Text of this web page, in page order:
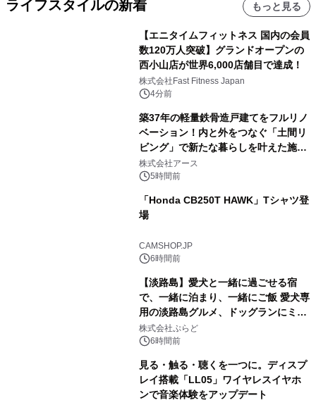
ライフスタイルの新着 もっと見る
【エニタイムフィットネス 国内の会員
数120万人突破】グランドオープンの
西小山店が世界6,000店舗目で達成！
株式会社Fast Fitness Japan
4分前
築37年の軽量鉄骨造戸建てをフルリノ
ベーション！内と外をつなぐ「土間リ
ビング」で新たな暮らしを叶えた施工
事例を株式会社アースが公開
株式会社アース
5時間前
「Honda CB250T HAWK」Tシャツ登
場
CAMSHOP.JP
6時間前
【淡路島】愛犬と一緒に過ごせる宿
で、一緒に泊まり、一緒にご飯 愛犬専
用の淡路島グルメ、ドッグランにミニ
プール グランピングとトレーラーハウ
スの2施設で
株式会社ぷらど
6時間前
見る・触る・聴くを一つに。ディスプ
レイ搭載「LL05」ワイヤレスイヤホ
ンで音楽体験をアップデート